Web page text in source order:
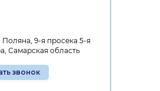
9-я просека 5-я
Самарская область
звонок